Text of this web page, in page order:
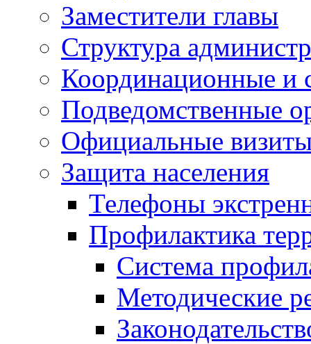
Заместители главы
Структура
Координационные и
Подведомственные
Официальные
Защита населения
Телефоны
Профилактика
Система
Методические